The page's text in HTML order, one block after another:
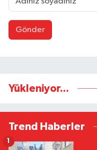
Gönder
Yükleniyor...
Trend Haberler